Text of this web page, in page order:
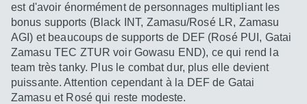
est d'avoir énormément de personnages multipliant les
bonus supports (Black INT, Zamasu/Rosé LR, Zamasu
AGI) et beaucoups de supports de DEF (Rosé PUI, Gatai
Zamasu TEC ZTUR voir Gowasu END), ce qui rend la
team très tanky. Plus le combat dur, plus elle devient
puissante. Attention cependant à la DEF de Gatai
Zamasu et Rosé qui reste modeste.